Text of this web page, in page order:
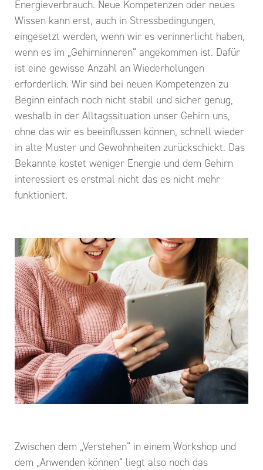
Energieverbrauch. Neue Kompetenzen oder neues
Wissen kann erst, auch in Stressbedingungen,
eingesetzt werden, wenn wir es verinnerlicht haben,
wenn es im „Gehirninneren“ angekommen ist. Dafür
ist eine gewisse Anzahl an Wiederholungen
erforderlich. Wir sind bei neuen Kompetenzen zu
Beginn einfach noch nicht stabil und sicher genug,
weshalb in der Alltagssituation unser Gehirn uns,
ohne das wir es beeinflussen können, schnell wieder
in alte Muster und Gewohnheiten zurückschickt. Das
Bekannte kostet weniger Energie und dem Gehirn
interessiert es erstmal nicht das es nicht mehr
funktioniert.
Zwischen dem „Verstehen“ in einem Workshop und
dem „Anwenden können“ liegt also noch das